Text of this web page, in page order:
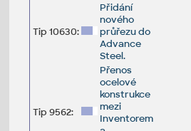
Tip 10630:
Přidání
nového
průřezu do
Advance
Steel.
Tip 9562:
Přenos
ocelové
konstrukce
mezi
Inventorem